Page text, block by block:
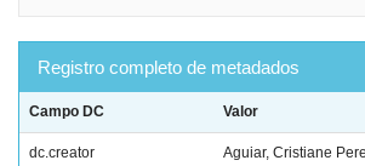
Registro completo de metadados
Campo DC Valor
dc.creator Aguiar, Cristiane